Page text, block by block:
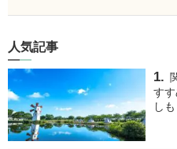
人気記事
す
しも